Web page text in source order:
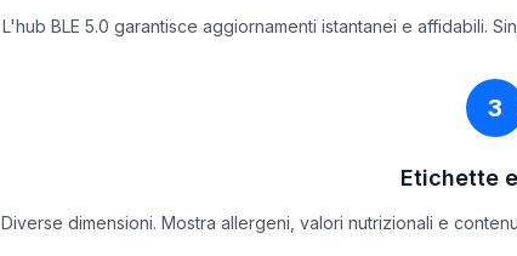
L'hub BLE 5.0 garantisce aggiornamenti istantanei e affidabili.
3
Etichette
Diverse dimensioni. Mostra allergeni, valori nutrizionali e